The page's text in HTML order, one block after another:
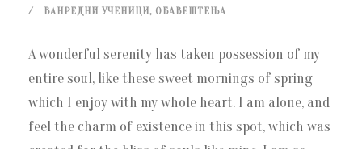
ВАНРЕДНИ УЧЕНИЦИ, ОБАВЕШТЕЊА
A wonderful serenity has taken possession of my
entire soul, like these sweet mornings of spring
which I enjoy with my whole heart. I am alone, and
feel the charm of existence in this spot, which was